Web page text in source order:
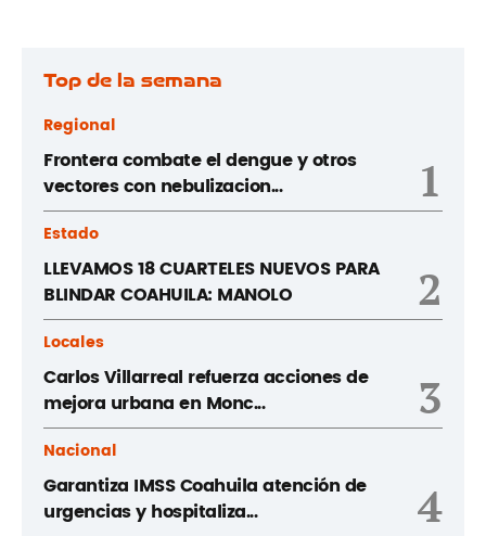
Top de la semana
Regional
Frontera combate el dengue y otros
vectores con nebulizacion...
1
Estado
LLEVAMOS 18 CUARTELES NUEVOS PARA
BLINDAR COAHUILA: MANOLO
2
Locales
Carlos Villarreal refuerza acciones de
mejora urbana en Monc...
3
Nacional
Garantiza IMSS Coahuila atención de
urgencias y hospitaliza...
4